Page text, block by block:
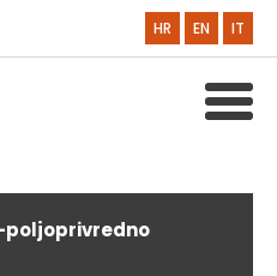
HR EN IT
poljoprivredno